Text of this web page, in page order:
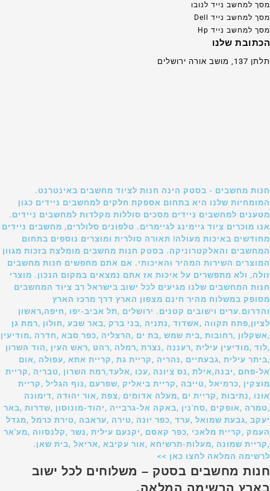
מסך למחשב נייד לנובו
מסך למחשב נייד Dell
מסך למחשב נייד Hp
הכתובת שלנו
תלתן 137, מושב אורה ירושלים
חנות מחשבים - בסטק הינה חנות לציוד מחשבים באינטרנט.
המומחיות שלנו היא בתחום אספקת חלקים למחשבים ניידים כגון
מטענים למחשבים ניידים מסכים סוללות מקלדות למחשבים ניידים.
אנו מוכרים ציוד גיימינג לגיימרים. טלפונים סלולרים, מחשבים ניידים
מחודשים באיכות מעולה! תאורה סולרית ומוצרים נוספים בתחום
המחשבים והאלקטרוניקה. בסטק חנות מחשבים מומלצת בזכות מגוון
המוצרים השירות המהיר והאיכותי. אם אתם מחפשים חנות מחשבים
זולה, ולא מתפשרים על איכות אז אתם נמצאים במקום הנכון. מוצרי
חנות המחשבים שלנו מגיעים לכל ישוב בישראל רב ציוד המחשבים
מסופק במשלוח מהיר חינם מצפון הארץ דרך מרכז הארץ
והדרום.ערים וישובים קטנים. ירושלים ,תל אביב-יפו ,חיפה,ראשון
לציון,פתח תקווה ,אשדוד ,נתניה ,בני ברק ,באר שבע ,חולון ,רמת גן
,אשקלון ,רחובות ,בית שמש ,בת ים ,הרצליה ,כפר סבא ,חדרה ,מודיעין
,לוד ,מודיעין עילית ,רעננה ,נצרת ,רמלה ,רהט ,ראש העין ,הוד השרון
,ביתר עילית ,גבעתיים ,נהריה ,קריית גת ,קריית אתא ,עפולה ,אום
אל-פחם ,יבנה,אילת ,נס ציונה ,עכו ,אלעד,רמת השרון ,טבריה ,קריית
מוצקין ,כרמיאל ,טייבה ,קריית ביאליק ,שפרעם ,נוף הגליל ,קריית
אונו ,נתיבות ,קריית ים ,מעלה אדומים ,צפת ,אור יהודה ,דימונה
,טמרה ,אופקים ,סח'נין ,באקה אל-גרבייה ,יהוד-מונוסון ,שדרות ,באר
יעקב ,גבעת שמואל ,ערד ,כפר יונה ,טירה ,עראבה ,טירת כרמל ,מגדל
העמק ,קריית מלאכי ,כפר קאסם ,יקנעם עילית ,נשר ,קלנסווה ,מע'אר
,קריית שמונה ,מעלות-תרשיחא ,אור עקיבא ,אריאל ,בית שאן.
לרשימה המלאה לחצו כאן >>
חנות מחשבים בסטק – משלוחים לכל ישוב
בארץ הרשימה המלאה.